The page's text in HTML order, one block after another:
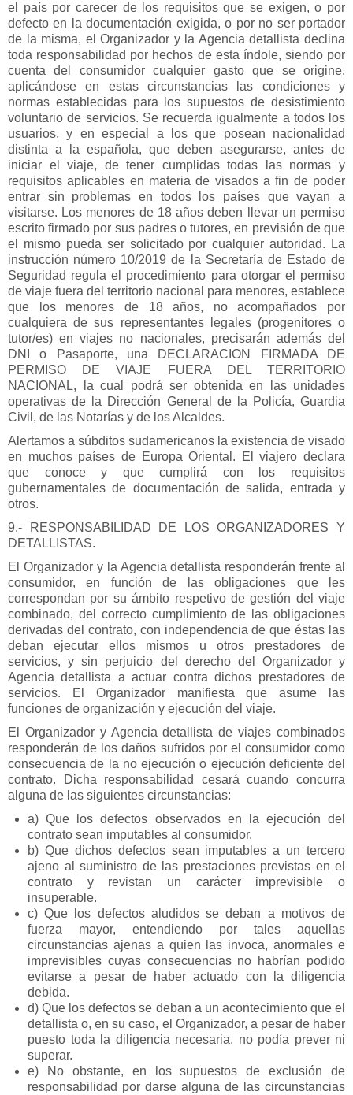
el país por carecer de los requisitos que se exigen, o por
defecto en la documentación exigida, o por no ser portador
de la misma, el Organizador y la Agencia detallista declina
toda responsabilidad por hechos de esta índole, siendo por
cuenta del consumidor cualquier gasto que se origine,
aplicándose en estas circunstancias las condiciones y
normas establecidas para los supuestos de desistimiento
voluntario de servicios. Se recuerda igualmente a todos los
usuarios, y en especial a los que posean nacionalidad
distinta a la española, que deben asegurarse, antes de
iniciar el viaje, de tener cumplidas todas las normas y
requisitos aplicables en materia de visados a fin de poder
entrar sin problemas en todos los países que vayan a
visitarse. Los menores de 18 años deben llevar un permiso
escrito firmado por sus padres o tutores, en previsión de que
el mismo pueda ser solicitado por cualquier autoridad. La
instrucción número 10/2019 de la Secretaría de Estado de
Seguridad regula el procedimiento para otorgar el permiso
de viaje fuera del territorio nacional para menores, establece
que los menores de 18 años, no acompañados por
cualquiera de sus representantes legales (progenitores o
tutor/es) en viajes no nacionales, precisarán además del
DNI o Pasaporte, una DECLARACION FIRMADA DE
PERMISO DE VIAJE FUERA DEL TERRITORIO
NACIONAL, la cual podrá ser obtenida en las unidades
operativas de la Dirección General de la Policía, Guardia
Civil, de las Notarías y de los Alcaldes.
Alertamos a súbditos sudamericanos la existencia de visado
en muchos países de Europa Oriental. El viajero declara
que conoce y que cumplirá con los requisitos
gubernamentales de documentación de salida, entrada y
otros.
9.- RESPONSABILIDAD DE LOS ORGANIZADORES Y
DETALLISTAS.
El Organizador y la Agencia detallista responderán frente al
consumidor, en función de las obligaciones que les
correspondan por su ámbito respetivo de gestión del viaje
combinado, del correcto cumplimiento de las obligaciones
derivadas del contrato, con independencia de que éstas las
deban ejecutar ellos mismos u otros prestadores de
servicios, y sin perjuicio del derecho del Organizador y
Agencia detallista a actuar contra dichos prestadores de
servicios. El Organizador manifiesta que asume las
funciones de organización y ejecución del viaje.
El Organizador y Agencia detallista de viajes combinados
responderán de los daños sufridos por el consumidor como
consecuencia de la no ejecución o ejecución deficiente del
contrato. Dicha responsabilidad cesará cuando concurra
alguna de las siguientes circunstancias:
a) Que los defectos observados en la ejecución del
contrato sean imputables al consumidor.
b) Que dichos defectos sean imputables a un tercero
ajeno al suministro de las prestaciones previstas en el
contrato y revistan un carácter imprevisible o
insuperable.
c) Que los defectos aludidos se deban a motivos de
fuerza mayor, entendiendo por tales aquellas
circunstancias ajenas a quien las invoca, anormales e
imprevisibles cuyas consecuencias no habrían podido
evitarse a pesar de haber actuado con la diligencia
debida.
d) Que los defectos se deban a un acontecimiento que el
detallista o, en su caso, el Organizador, a pesar de haber
puesto toda la diligencia necesaria, no podía prever ni
superar.
e) No obstante, en los supuestos de exclusión de
responsabilidad por darse alguna de las circunstancias